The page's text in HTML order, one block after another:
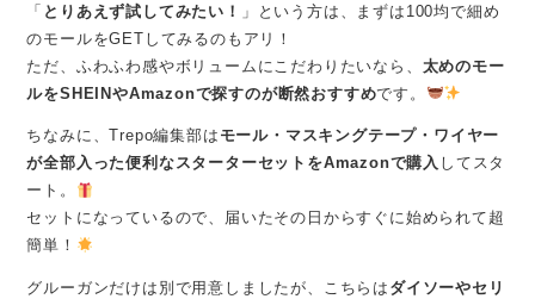
「 とりあえず試してみたい！
」という方は、まずは100均で細め
のモールをGETしてみるのもアリ！
ただ、ふわふわ感やボリュームにこだわりたいなら、 太めのモー
ルをSHEINやAmazonで探すのが断然おすすめです。
ちなみに、Trepo編集部は モール・マスキングテープ・ワイヤー
が全部入った便利なスターターセットをAmazonで購入 してスタ
ート。
セットになっているので、届いたその日からすぐに始められて超
簡単！
グルーガンだけは別で用意しましたが、こちらは ダイソーやセリ